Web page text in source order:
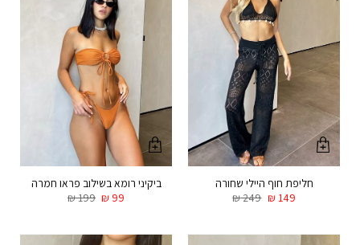
חליפת חוף היילי שחורה
₪249 ₪149
ביקיני רומא בשילוב פראו חמרה
₪199 ₪ 99